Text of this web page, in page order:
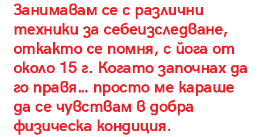
Занимавам се с различни
техники за себеизследване,
откакто се помня, с йога от
около 15 г. Когато започнах да
го правя… просто ме караше
да се чувствам в добра
физическа кондиция.